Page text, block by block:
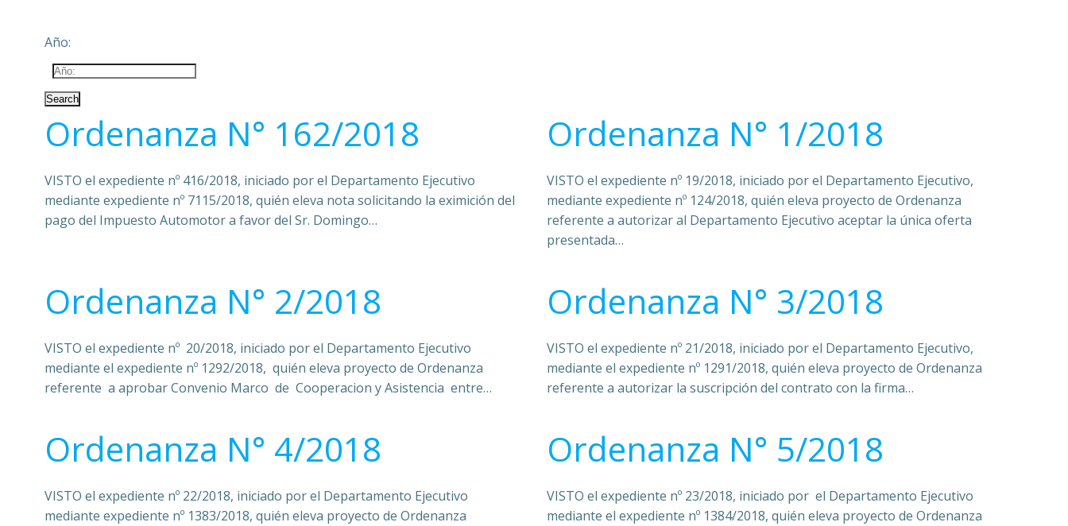
Año:
Ordenanza N° 162/2018
VISTO el expediente nº 416/2018, iniciado por el Departamento Ejecutivo
mediante expediente nº 7115/2018, quién eleva nota solicitando la eximición del
pago del Impuesto Automotor a favor del Sr. Domingo…
Ordenanza N° 1/2018
VISTO el expediente nº 19/2018, iniciado por el Departamento Ejecutivo,
mediante expediente nº 124/2018, quién eleva proyecto de Ordenanza
referente a autorizar al Departamento Ejecutivo aceptar la única oferta
presentada…
Ordenanza N° 2/2018
VISTO el expediente nº 20/2018, iniciado por el Departamento Ejecutivo
mediante el expediente nº 1292/2018, quién eleva proyecto de Ordenanza
referente a aprobar Convenio Marco de Cooperacion y Asistencia entre…
Ordenanza N° 3/2018
VISTO el expediente nº 21/2018, iniciado por el Departamento Ejecutivo,
mediante el expediente nº 1291/2018, quién eleva proyecto de Ordenanza
referente a autorizar la suscripción del contrato con la firma…
Ordenanza N° 4/2018
VISTO el expediente nº 22/2018, iniciado por el Departamento Ejecutivo
mediante expediente nº 1383/2018, quién eleva proyecto de Ordenanza
Ordenanza N° 5/2018
VISTO el expediente nº 23/2018, iniciado por el Departamento Ejecutivo
mediante el expediente nº 1384/2018, quién eleva proyecto de Ordenanza